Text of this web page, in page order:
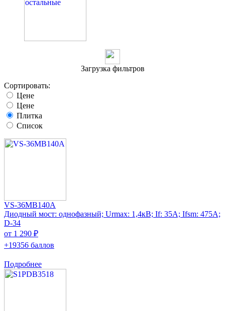
Загрузка фильтров
Сортировать:
Цене
Цене
Плитка
Список
VS-36MB140A
Диодный мост: однофазный; Urmax: 1,4кВ; If: 35А; Ifsm: 475А;
D-34
от 1 290 ₽
+19356 баллов
Подробнее